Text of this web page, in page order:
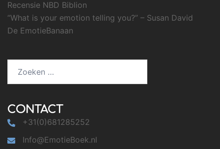
Recensie NBD Biblion
“What is your emotion telling you?” – Susan David
De EmotieBanaan
CONTACT
+31(0)681285252
Info@EmotieBoek.nl